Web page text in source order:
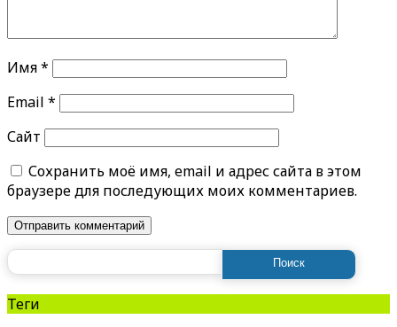
Имя*
Email *
Сайт
Сохранить моё имя, email и адрес сайта в этом
браузере для последующих моих комментариев.
Теги